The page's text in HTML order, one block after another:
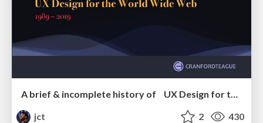
A brief & incomplete history of UX Design for the World Wide Web: 1989–2019
jct
2 430